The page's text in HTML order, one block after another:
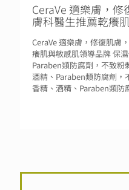
CeraVe 適樂膚，
膚科醫生推薦乾癢
CeraVe 適樂膚，修復肌膚
癢肌與敏感肌領導品牌 保
Paraben類防腐劑，不致粉
酒精、Paraben類防腐劑，
香精、酒精、Paraben類防